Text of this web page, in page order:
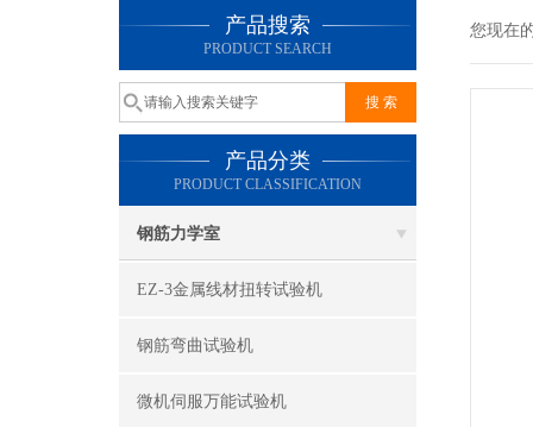
产品搜索
PRODUCT SEARCH
产品分类
PRODUCT CLASSIFICATION
钢筋力学室
EZ-3金属线材扭转试验机
钢筋弯曲试验机
微机伺服万能试验机
您现在